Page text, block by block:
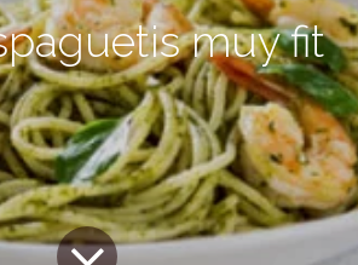
muy fit